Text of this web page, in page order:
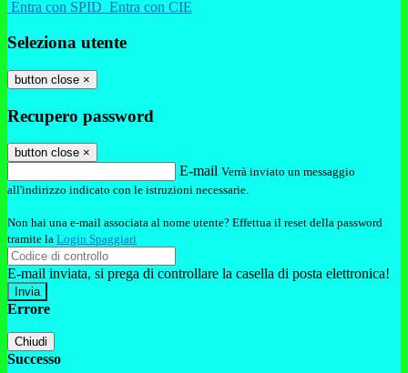
Entra con SPID Entra con CIE
Seleziona utente
button close ×
Recupero password
button close ×
E-mail Verrà inviato un messaggio
all'indirizzo indicato con le istruzioni necessarie.
Non hai una e-mail associata al nome utente? Effettua il reset della password
tramite la Login Spaggiari
E-mail inviata, si prega di controllare la casella di posta elettronica!
Errore
Chiudi
Successo